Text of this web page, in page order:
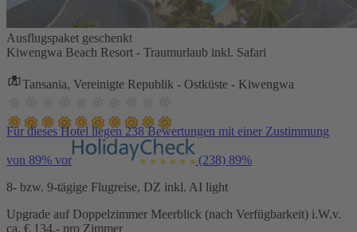
Ausflugspaket geschenkt
Kiwengwa Beach Resort - Traumurlaub inkl. Safari
Tansania, Vereinigte Republik - Ostküste - Kiwengwa
Für dieses Hotel liegen 238 Bewertungen mit einer Zustimmung
von 89% vor (238) 89%
8- bzw. 9-tägige Flugreise, DZ inkl. AI light
Upgrade auf Doppelzimmer Meerblick (nach Verfügbarkeit) i.W.v.
ca. € 134,- pro Zimmer